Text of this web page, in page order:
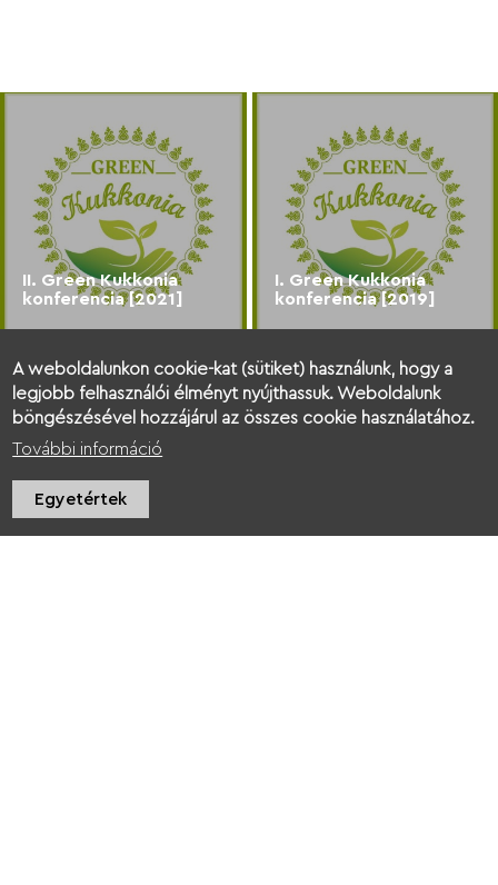
II. Green Kukkonia
konferencia [2021]
I. Green Kukkonia
konferencia [2019]
A weboldalunkon cookie-kat (sütiket) használunk, hogy a
legjobb felhasználói élményt nyújthassuk. Weboldalunk
böngészésével hozzájárul az összes cookie használatához.
További információ
Egyetértek